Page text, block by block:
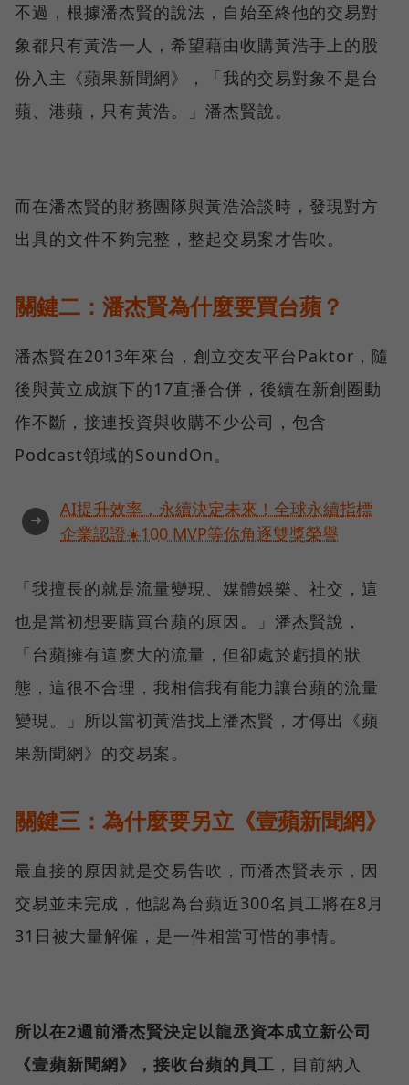
不過，根據潘杰賢的說法，自始至終他的交易對
象都只有黃浩一人，希望藉由收購黃浩手上的股
份入主《蘋果新聞網》，「我的交易對象不是台
蘋、港蘋，只有黃浩。」潘杰賢說。
而在潘杰賢的財務團隊與黃浩洽談時，發現對方
出具的文件不夠完整，整起交易案才告吹。
關鍵二：潘杰賢為什麼要買台蘋？
潘杰賢在2013年來台，創立交友平台Paktor，隨
後與黃立成旗下的17直播合併，後續在新創圈動
作不斷，接連投資與收購不少公司，包含
Podcast領域的SoundOn。
➜
AI提升效率，永續決定未來！全球永續指標
企業認證☀️100 MVP等你角逐雙獎榮譽
「我擅長的就是流量變現、媒體娛樂、社交，這
也是當初想要購買台蘋的原因。」潘杰賢說，
「台蘋擁有這麽大的流量，但卻處於虧損的狀
態，這很不合理，我相信我有能力讓台蘋的流量
變現。」所以當初黃浩找上潘杰賢，才傳出《蘋
果新聞網》的交易案。
關鍵三：為什麼要另立《壹蘋新聞網》
最直接的原因就是交易告吹，而潘杰賢表示，因
交易並未完成，他認為台蘋近300名員工將在8月
31日被大量解僱，是一件相當可惜的事情。
所以在2週前潘杰賢決定以龍丞資本成立新公司
《壹蘋新聞網》，接收台蘋的員工 ，目前納入